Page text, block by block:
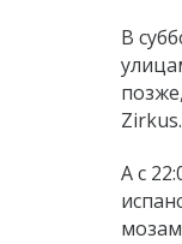
В
Zirkus.
А с